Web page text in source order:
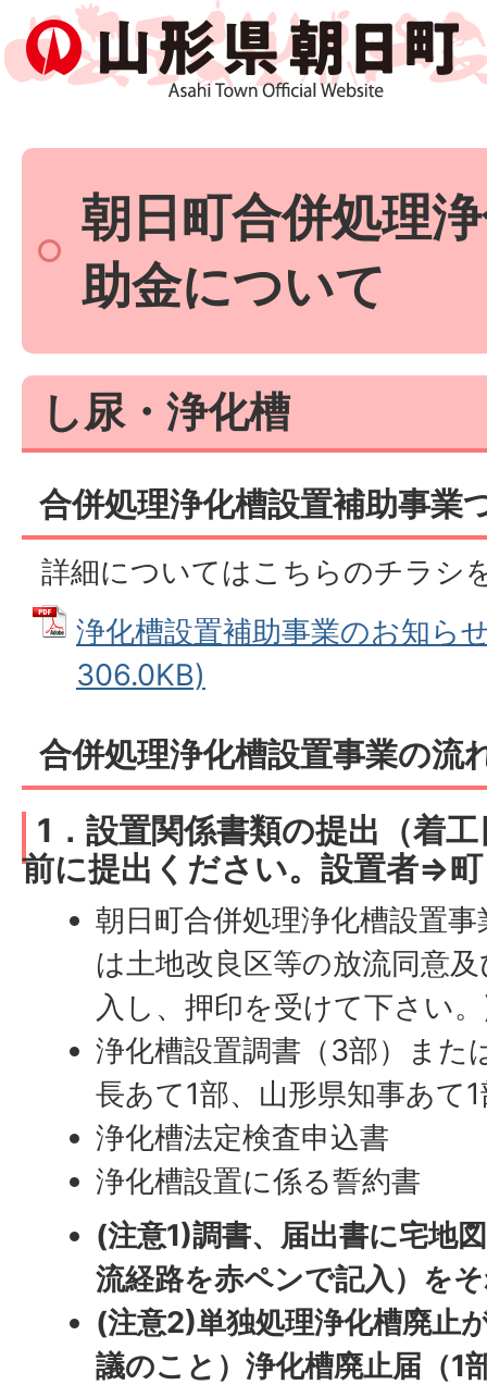
朝日町合併処理
助金について
し尿・浄化槽
合併処理浄化槽設置補助事業
詳細についてはこちらのチラシ
浄化槽設置補助事業のお知ら
306.0KB)
合併処理浄化槽設置事業の流
1．設置関係書類の提出（着
前に提出ください。設置者⇒
朝日町合併処理浄化槽設置
は土地改良区等の放流同意
入し、押印を受けて下さい
浄化槽設置調書（3部）また
長あて1部、山形県知事あて
浄化槽法定検査申込書
浄化槽設置に係る誓約書
(注意1)調書、届出書に宅地
流経路を赤ペンで記入）を
(注意2)単独処理浄化槽廃止
議のこと）浄化槽廃止届（1